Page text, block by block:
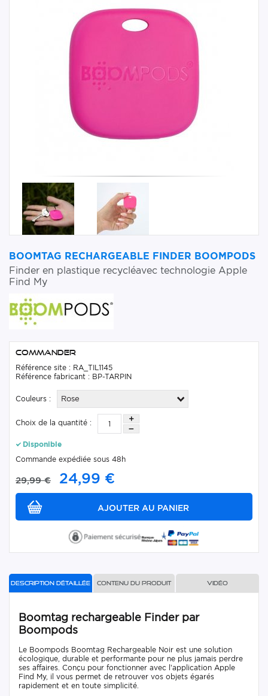
BOOMTAG RECHARGEABLE FINDER BOOMPODS
Finder en plastique recycléavec technologie Apple
Find My
Commander
Référence site : RA_TIL1145
Référence fabricant : BP-TARPIN
Couleurs : Rose
Choix de la quantité :
Disponible
Commande expédiée sous 48h
29,99 € 24,99 €
Description détaillée Contenu du produit Vidéo
Boomtag rechargeable Finder par
Boompods
Le Boompods Boomtag Rechargeable Noir est une solution
écologique, durable et performante pour ne plus jamais perdre
ses affaires. Conçu pour fonctionner avec l’application Apple
Find My, il vous permet de retrouver vos objets égarés
rapidement et en toute simplicité.